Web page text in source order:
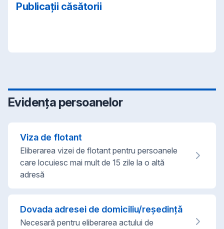
Publicații căsătorii
Evidența persoanelor
Viza de flotant
Eliberarea vizei de flotant pentru persoanele
care locuiesc mai mult de 15 zile la o altă
adresă
Dovada adresei de domiciliu/reședință
Necesară pentru eliberarea actului de